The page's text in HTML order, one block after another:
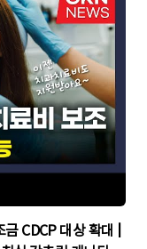
CDCP 대상 확대 |